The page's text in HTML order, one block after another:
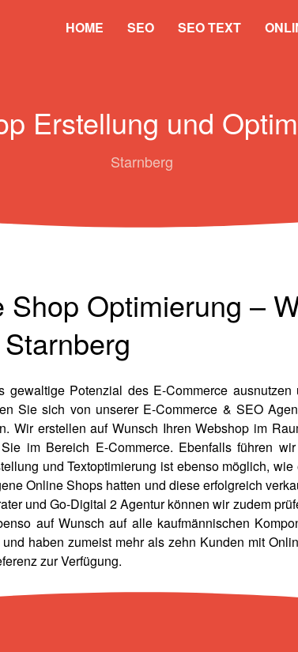
HOME SEO SEO TEXT
Erstellung und
Starnberg
Shop Optimierung –
gewaltige Potenzial des E-Commerce
Sie sich von unserer E-Commerce & SEO
Wir erstellen auf Wunsch Ihren Webshop im
im Bereich E-Commerce. Ebenfalls führen
und Textoptimierung ist ebenso möglich,
Online Shops hatten und diese erfolgreich
und Go-Digital 2 Agentur können wir zudem
auf Wunsch auf alle kaufmännischen
haben zumeist mehr als zehn Kunden mit
zur Verfügung.